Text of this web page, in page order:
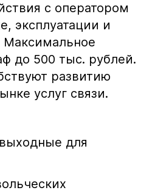
с оператором
эксплуатации и
Максимальное
до 500 тыс. рублей.
развитию
услуг связи.
для